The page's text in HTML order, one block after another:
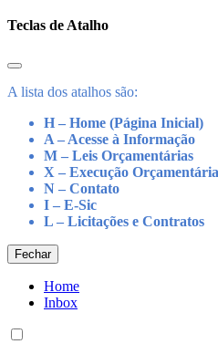
Teclas de Atalho
A lista dos atalhos são:
H – Home (Página Inicial)
A – Acesse à Informação
M – Leis Orçamentárias
X – Execução Orçamentária
N – Contato
I – E-Sic
L – Licitações e Contratos
Fechar
Home
Inbox